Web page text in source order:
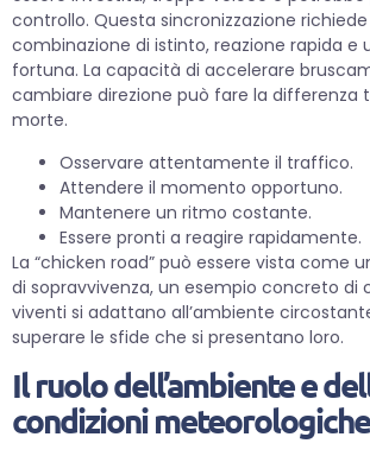
controllo. Questa sincronizzazione
combinazione di istinto, reazione rapida e
fortuna. La capacità di accelerare
cambiare direzione può fare la differenza
morte.
Osservare attentamente il traffico.
Attendere il momento opportuno.
Mantenere un ritmo costante.
Essere pronti a reagire rapidamente.
La “chicken road” può essere vista come
di sopravvivenza, un esempio concreto di
viventi si adattano all’ambiente
superare le sfide che si presentano loro.
Il ruolo dell’ambiente e
condizioni meteorologiche